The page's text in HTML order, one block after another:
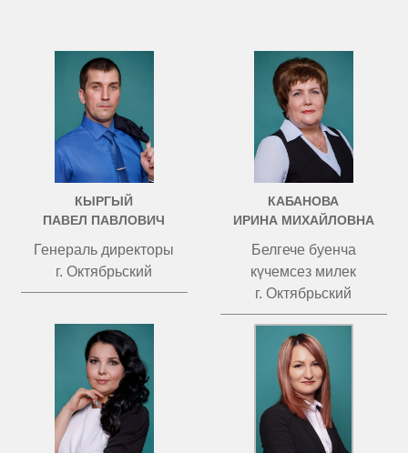
КЫРГЫЙ
ПАВЕЛ ПАВЛОВИЧ
Генераль директоры
г. Октябрьский
КАБАНОВА
ИРИНА МИХАЙЛОВНА
Белгече буенча
күчемсез милек
г. Октябрьский